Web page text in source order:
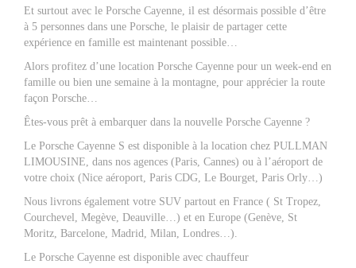
Et surtout avec le Porsche Cayenne, il est désormais possible d’être
à 5 personnes dans une Porsche, le plaisir de partager cette
expérience en famille est maintenant possible…
Alors profitez d’une location Porsche Cayenne pour un week-end en
famille ou bien une semaine à la montagne, pour apprécier la route
façon Porsche…
Êtes-vous prêt à embarquer dans la nouvelle Porsche Cayenne ?
Le Porsche Cayenne S est disponible à la location chez PULLMAN
LIMOUSINE, dans nos agences (Paris, Cannes) ou à l’aéroport de
votre choix (Nice aéroport, Paris CDG, Le Bourget, Paris Orly…)
Nous livrons également votre SUV partout en France ( St Tropez,
Courchevel, Megève, Deauville…) et en Europe (Genève, St
Moritz, Barcelone, Madrid, Milan, Londres…).
Le Porsche Cayenne est disponible avec chauffeur